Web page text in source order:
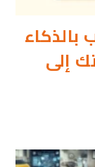
إلى